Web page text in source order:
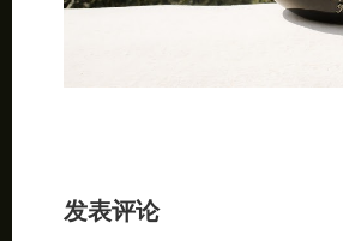
发表评论